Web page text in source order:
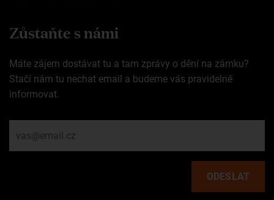
Zůstaňte s námi
Máte zájem dostávat tu a tam zprávy o dění na zámku?
Stačí nám tu nechat email a budeme vás pravidelně
informovat.